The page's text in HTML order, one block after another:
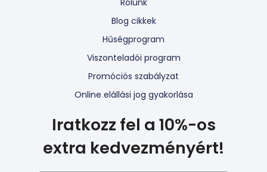
Rólunk
Blog cikkek
Hűségprogram
Viszonteladói program
Promóciós szabályzat
Online elállási jog gyakorlása
Iratkozz fel a 10%-os
extra kedvezményért!